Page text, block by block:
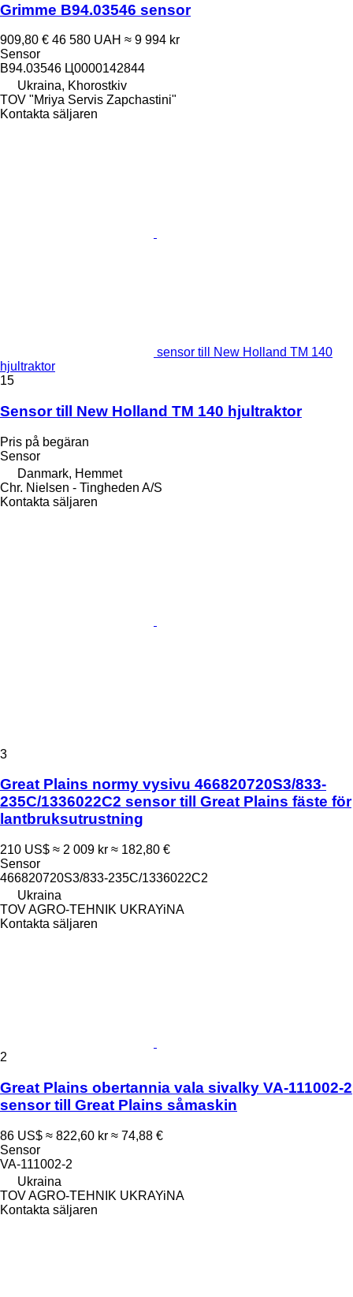
Grimme B94.03546 sensor
909,80 € 46 580 UAH ≈ 9 994 kr
Sensor
B94.03546 Ц0000142844
Ukraina, Khorostkiv
TOV "Mriya Servis Zapchastini"
Kontakta säljaren
sensor till New Holland TM 140
hjultraktor
15
Sensor till New Holland TM 140 hjultraktor
Pris på begäran
Sensor
Danmark, Hemmet
Chr. Nielsen - Tingheden A/S
Kontakta säljaren
3
Great Plains normy vysivu 466820720S3/833-
235C/1336022C2 sensor till Great Plains fäste för
lantbruksutrustning
210 US$ ≈ 2 009 kr ≈ 182,80 €
Sensor
466820720S3/833-235C/1336022C2
Ukraina
TOV AGRO-TEHNIK UKRAYiNA
Kontakta säljaren
2
Great Plains obertannia vala sivalky VA-111002-2
sensor till Great Plains såmaskin
86 US$ ≈ 822,60 kr ≈ 74,88 €
Sensor
VA-111002-2
Ukraina
TOV AGRO-TEHNIK UKRAYiNA
Kontakta säljaren